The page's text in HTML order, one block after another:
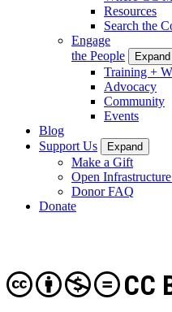
Resources
Search the
Engage
the People
Expand
Training +
Advocacy
Community
Events
Blog
Support Us
Expand
Make a Gift
Open
Donor FAQ
Donate
CC